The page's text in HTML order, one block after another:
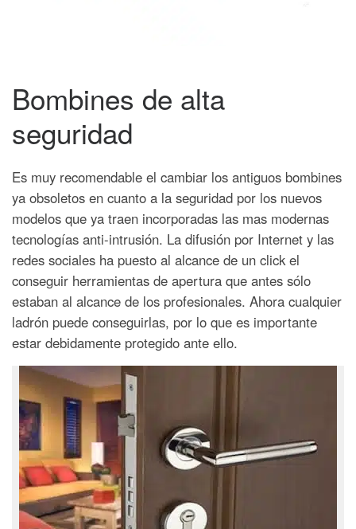
Bombines de alta
seguridad
Es muy recomendable el cambiar los antiguos bombines
ya obsoletos en cuanto a la seguridad por los nuevos
modelos que ya traen incorporadas las mas modernas
tecnologías anti-intrusión. La difusión por Internet y las
redes sociales ha puesto al alcance de un click el
conseguir herramientas de apertura que antes sólo
estaban al alcance de los profesionales. Ahora cualquier
ladrón puede conseguirlas, por lo que es importante
estar debidamente protegido ante ello.